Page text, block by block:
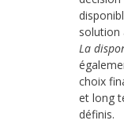
solution
La
choix
et long
définis.